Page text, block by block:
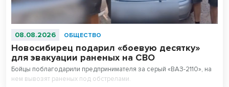
08.08.2026 ОБЩЕСТВО
Новосибирец подарил «боевую десятку»
для эвакуации раненых на СВО
Бойцы поблагодарили предпринимателя за серый «ВАЗ-2110», на
нем вывозят раненых под обстрелами.